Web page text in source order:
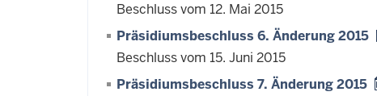
Beschluss vom 12. Mai 2015
Präsidiumsbeschluss 6. Änderung 2015
Beschluss vom 15. Juni 2015
Präsidiumsbeschluss 7. Änderung 2015